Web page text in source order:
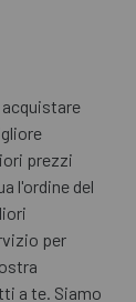
prezzi
l'ordine del
per
a te. Siamo